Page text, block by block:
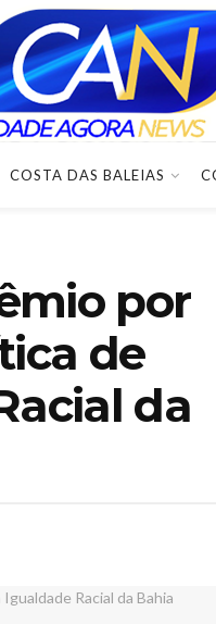
COSTA DAS BALEIAS
por
de
da